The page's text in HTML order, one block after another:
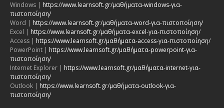
Windows | https://www.learnsoft.gr/μαθήματα-windows-για-
πιστοποίηση/
Word | https://www.learnsoft.gr/μαθήματα-word-για-πιστοποίηση/
Excel | https://www.learnsoft.gr/μαθήματα-excel-για-πιστοποίηση/
Access | https://www.learnsoft.gr/μαθήματα-access-για-πιστοποίηση/
PowerPoint | https://www.learnsoft.gr/μαθήματα-powerpoint-για-
πιστοποίηση/
Internet Explorer | https://www.learnsoft.gr/μαθήματα-internet-για-
πιστοποίηση/
Outlook | https://www.learnsoft.gr/μαθήματα-outlook-για-
πιστοποίηση/